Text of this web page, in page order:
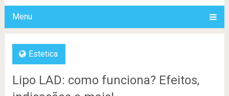
Menu
Estetica
Lipo LAD: como funciona? Efeitos,